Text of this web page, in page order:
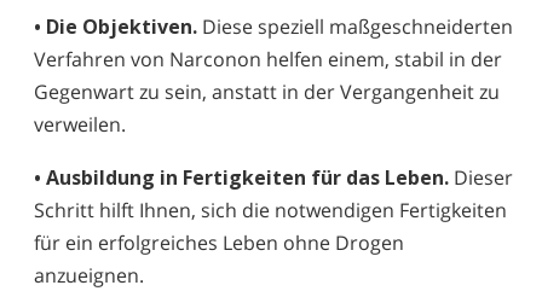
• Die Objektiven. Diese speziell maßgeschneiderten
Verfahren von Narconon helfen einem, stabil in der
Gegenwart zu sein, anstatt in der Vergangenheit zu
verweilen.
• Ausbildung in Fertigkeiten für das Leben. Dieser
Schritt hilft Ihnen, sich die notwendigen Fertigkeiten
für ein erfolgreiches Leben ohne Drogen
anzueignen.